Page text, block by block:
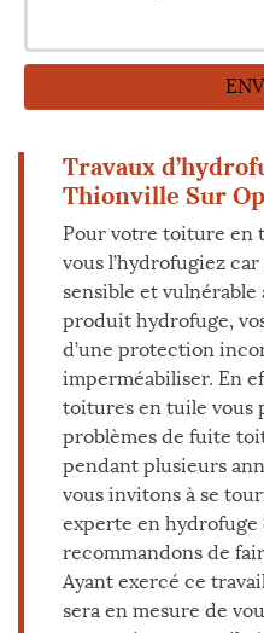
Travaux
Thionville Sur
Pour votre toiture en
vous l’hydrofugiez
sensible et
produit hydrofuge,
d’une protection
imperméabiliser. En
toitures en tuile vous
problèmes de fuite
pendant plusieurs
vous invitons à se
experte en hydrofuge
recommandons de
Ayant exercé ce
sera en mesure de